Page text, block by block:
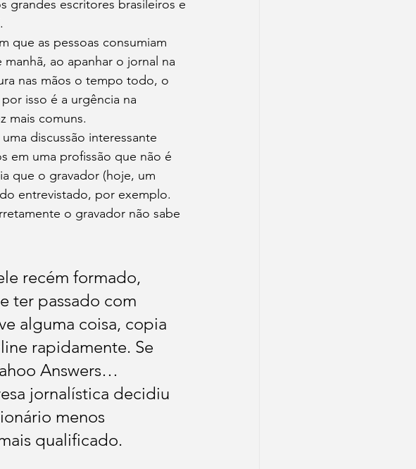
grandes escritores brasileiros e
que as pessoas consumiam
ao apanhar o jornal na
nas mãos o tempo todo, o
isso é a urgência na
mais comuns.
discussão interessante
em uma profissão que não é
que o gravador (hoje, um
entrevistado, por exemplo.
o gravador não sabe
recém formado,
ter passado com
alguma coisa, copia
rapidamente. Se
Answers…
jornalística decidiu
menos
qualificado.